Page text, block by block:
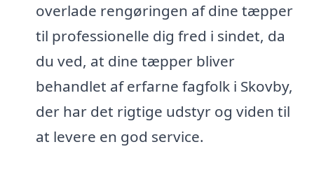
overlade rengøringen af dine tæpper
til professionelle dig fred i sindet, da
du ved, at dine tæpper bliver
behandlet af erfarne fagfolk i Skovby,
der har det rigtige udstyr og viden til
at levere en god service.